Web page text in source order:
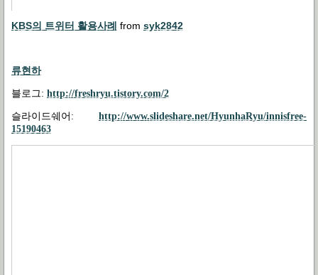
KBS의 트위터 활용사례 from syk2842
류현하
블로그: http://freshryu.tistory.com/2
슬라이드쉐어 : http://www.slideshare.net/HyunhaRyu/innisfree-
15190463